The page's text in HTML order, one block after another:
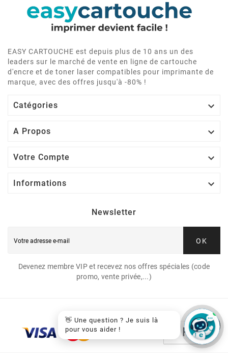
EASY CARTOUCHE est depuis plus de 10 ans un des
leaders sur le marché de vente en ligne de cartouche
d'encre et de toner laser compatibles pour imprimante de
marque, avec des offres jusqu'à -80% !
Catégories 
A Propos 
Votre Compte 
Informations 
Newsletter
OK
Devenez membre VIP et recevez nos offres spéciales (code
promo, vente privée,...)
👋 Une question ? Je suis là
pour vous aider !